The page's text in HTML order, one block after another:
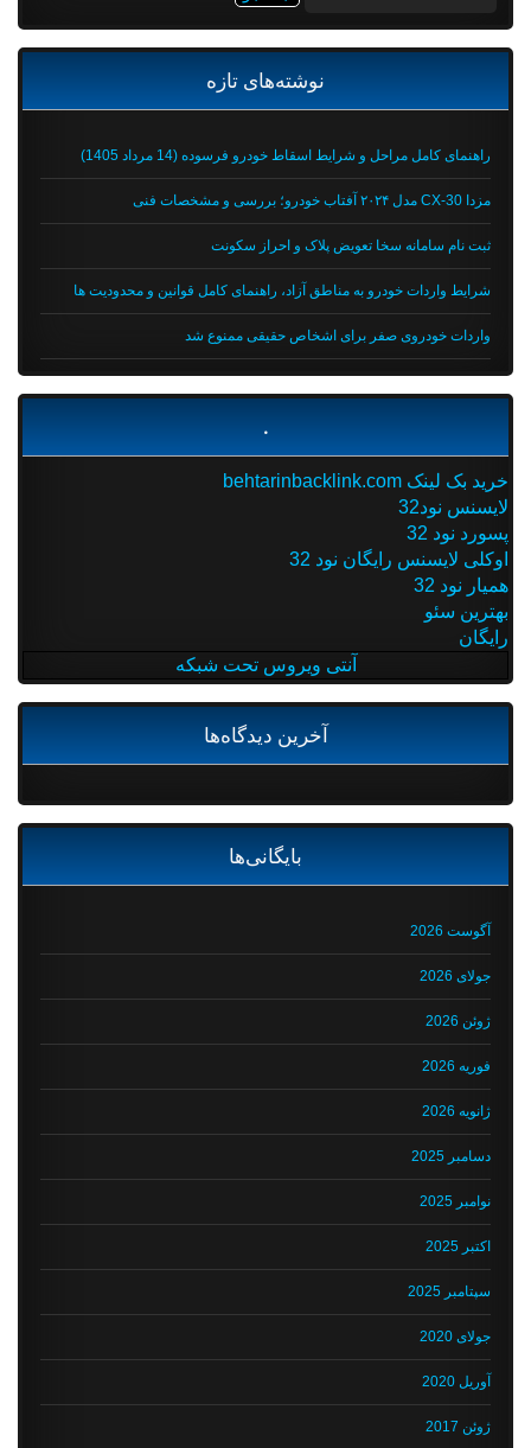
نوشته‌های تازه
راهنمای کامل مراحل و شرایط اسقاط خودرو فرسوده (14 مرداد 1405)
مزدا CX-30 مدل ۲۰۲۴ آفتاب خودرو؛ بررسی و مشخصات فنی
ثبت نام سامانه سخا تعویض پلاک و احراز سکونت
شرایط واردات خودرو به مناطق آزاد، راهنمای کامل قوانین و محدودیت ها
واردات خودروی صفر برای اشخاص حقیقی ممنوع شد
خرید بک لینک behtarinbacklink.com
لایسنس نود32
پسورد نود 32
اوکلی لایسنس رایگان نود 32
همیار نود 32
بهترین سئو
رایگان
آنتی ویروس تحت شبکه
آخرین دیدگاه‌ها
بایگانی‌ها
آگوست 2026
جولای 2026
ژوئن 2026
فوریه 2026
ژانویه 2026
دسامبر 2025
نوامبر 2025
اکتبر 2025
سپتامبر 2025
جولای 2020
آوریل 2020
ژوئن 2017